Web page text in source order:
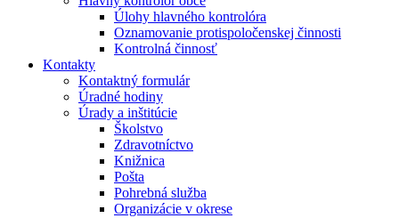
Úlohy hlavného kontrolóra
Oznamovanie protispoločenskej činnosti
Kontrolná činnosť
Kontakty
Kontaktný formulár
Úradné hodiny
Úrady a inštitúcie
Školstvo
Zdravotníctvo
Knižnica
Pošta
Pohrebná služba
Organizácie v okrese